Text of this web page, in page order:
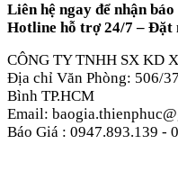
Liên hệ ngay để nhận
Hotline hỗ trợ 24/7 – Đặt
CÔNG TY TNHH SX KD
Địa chỉ Văn Phòng: 506/
Bình TP.HCM
Email:
Báo Giá : 0947.893.139 -